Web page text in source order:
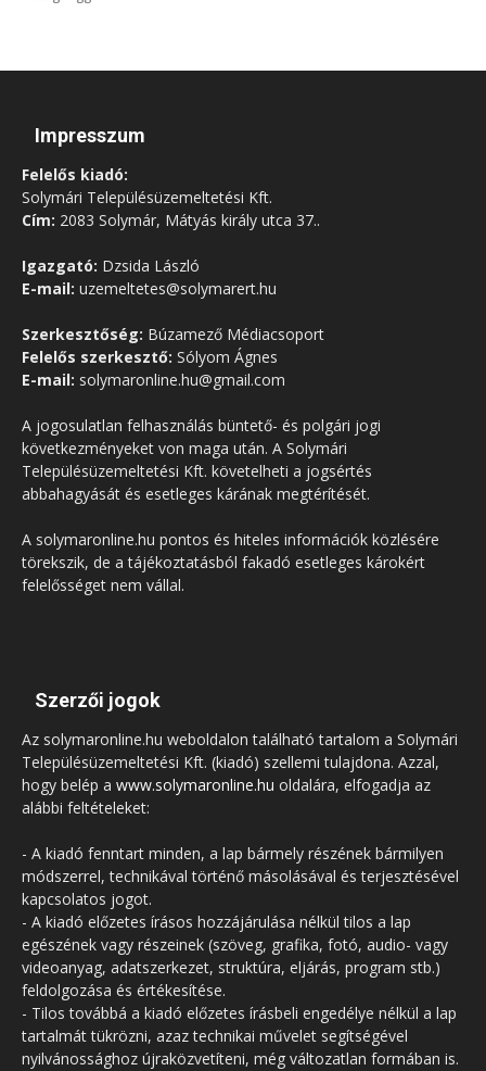
Impresszum
Felelős kiadó:
Solymári Településüzemeltetési Kft.
Cím: 2083 Solymár, Mátyás király utca 37..
Igazgató: Dzsida László
E-mail: uzemeltetes@solymarert.hu
Szerkesztőség: Búzamező Médiacsoport
Felelős szerkesztő: Sólyom Ágnes
E-mail: solymaronline.hu@gmail.com
A jogosulatlan felhasználás büntető- és polgári jogi
következményeket von maga után. A Solymári
Településüzemeltetési Kft. követelheti a jogsértés
abbahagyását és esetleges kárának megtérítését.
A solymaronline.hu pontos és hiteles információk közlésére
törekszik, de a tájékoztatásból fakadó esetleges károkért
felelősséget nem vállal.
Szerzői jogok
Az solymaronline.hu weboldalon található tartalom a Solymári
Településüzemeltetési Kft. (kiadó) szellemi tulajdona. Azzal,
hogy belép a www.solymaronline.hu oldalára, elfogadja az
alábbi feltételeket:
- A kiadó fenntart minden, a lap bármely részének bármilyen
módszerrel, technikával történő másolásával és terjesztésével
kapcsolatos jogot.
- A kiadó előzetes írásos hozzájárulása nélkül tilos a lap
egészének vagy részeinek (szöveg, grafika, fotó, audio- vagy
videoanyag, adatszerkezet, struktúra, eljárás, program stb.)
feldolgozása és értékesítése.
- Tilos továbbá a kiadó előzetes írásbeli engedélye nélkül a lap
tartalmát tükrözni, azaz technikai művelet segítségével
nyilvánossághoz újraközvetíteni, még változatlan formában is.